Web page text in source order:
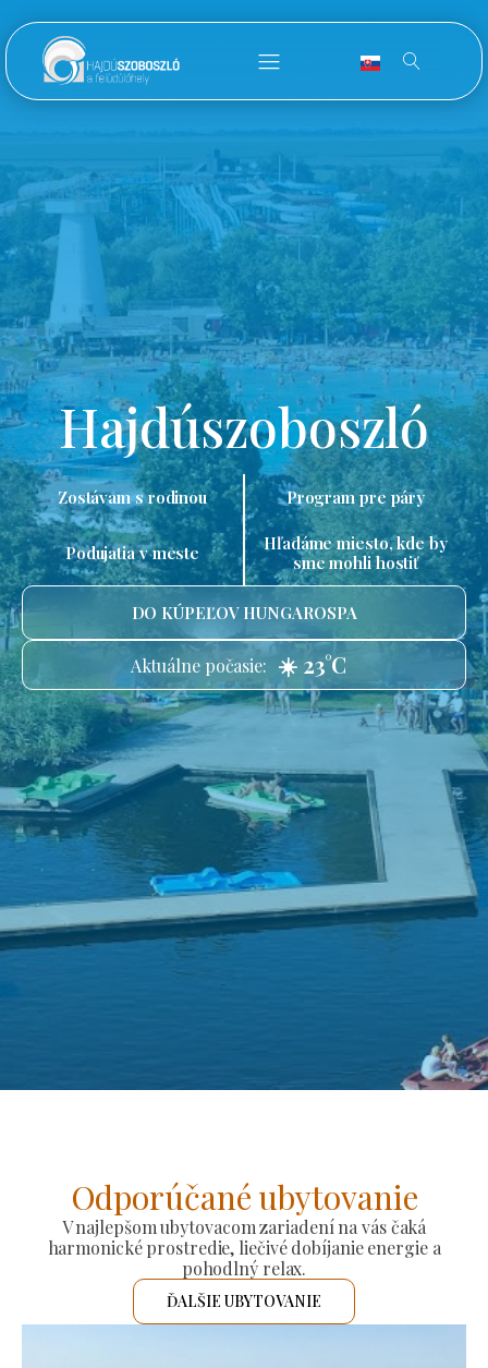
Hajdúszoboszló
Zostávam s rodinou Program pre páry
Podujatia v meste
Hľadáme miesto, kde by
sme mohli hostiť
DO KÚPEĽOV HUNGAROSPA
Aktuálne počasie: ☀️ 23°C
Odporúčané ubytovanie
V najlepšom ubytovacom zariadení na vás čaká
harmonické prostredie, liečivé dobíjanie energie a
pohodlný relax.
ĎALŠIE UBYTOVANIE